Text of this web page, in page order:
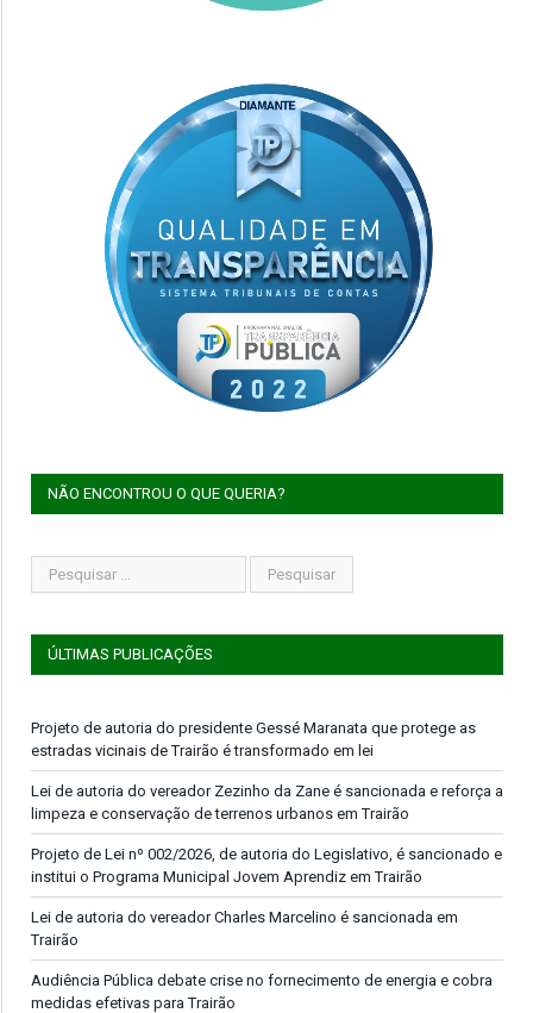
NÃO ENCONTROU O QUE QUERIA?
ÚLTIMAS PUBLICAÇÕES
Projeto de autoria do presidente Gessé Maranata que protege as
estradas vicinais de Trairão é transformado em lei
Lei de autoria do vereador Zezinho da Zane é sancionada e reforça a
limpeza e conservação de terrenos urbanos em Trairão
Projeto de Lei nº 002/2026, de autoria do Legislativo, é sancionado e
institui o Programa Municipal Jovem Aprendiz em Trairão
Lei de autoria do vereador Charles Marcelino é sancionada em
Trairão
Audiência Pública debate crise no fornecimento de energia e cobra
medidas efetivas para Trairão